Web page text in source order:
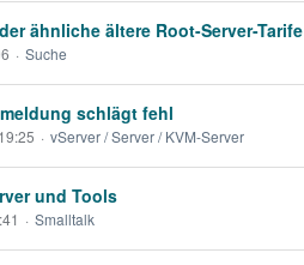
ähnliche ältere Root-Server-Tarife
Suche
schlägt fehl
vServer / Server / KVM-Server
und Tools
Smalltalk